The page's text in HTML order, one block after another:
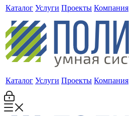
Каталог Услуги Проекты Компания
Каталог Услуги Проекты Компания